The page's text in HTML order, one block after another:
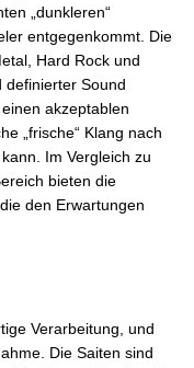
„dunkleren“
entgegenkommt. Die
Hard Rock und
definierter Sound
akzeptablen
„frische“ Klang nach
Im Vergleich zu
bieten die
den Erwartungen
Verarbeitung, und
Die Saiten sind